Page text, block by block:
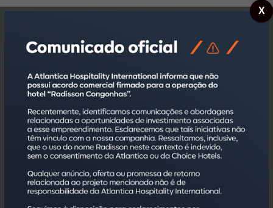
apartamentos de 27m² a 44m², divididos em duas
torres, todos equipados com ar-condicionado, frigobar,
TV a cabo, cofre, secador de cabelo, telefone e Wi-Fi.
Algumas unidades ainda contam com cozinha equipada
com micro-ondas e há opções adaptadas para
circulação de cadeirantes e equipamentos para auxiliar
pessoas com dificuldade de locomoção e visão.
O empreendimento se sobressai por contar com
10 salas que, somadas, têm capacidade total para 500
pessoas, sendo que a maior comporta eventos para
300 pessoas em auditório, com Wi-Fi, opções de A&B
X